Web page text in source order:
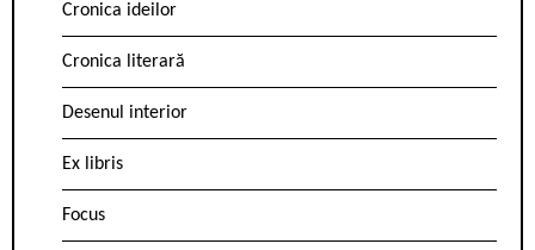
Cronica ideilor
Cronica literară
Desenul interior
Ex libris
Focus